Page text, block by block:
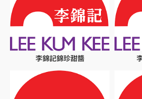
李錦記錦珍甜醬